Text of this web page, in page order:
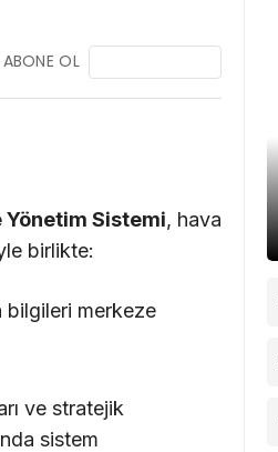
ABONE OL
Yönetim Sistemi, hava
birlikte:
bilgileri merkeze
ve stratejik
sistem